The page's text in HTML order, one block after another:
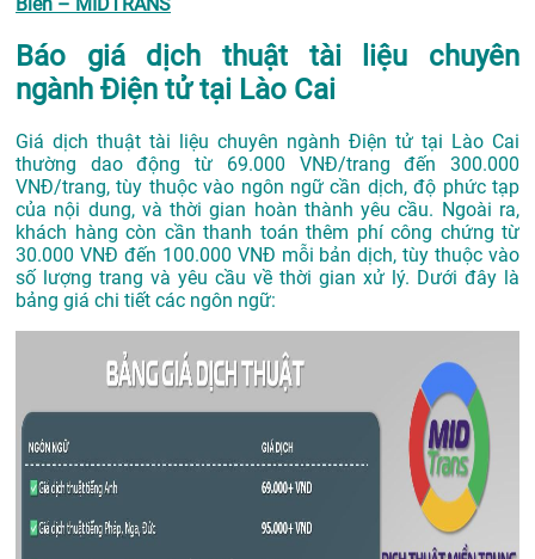
Báo giá dịch thuật tài liệu chuyên
ngành Điện tử tại Lào Cai
Giá dịch thuật tài liệu chuyên ngành Điện tử tại Lào Cai
thường dao động từ 69.000 VNĐ/trang đến 300.000
VNĐ/trang, tùy thuộc vào ngôn ngữ cần dịch, độ phức tạp
của nội dung, và thời gian hoàn thành yêu cầu. Ngoài ra,
khách hàng còn cần thanh toán thêm phí công chứng từ
30.000 VNĐ đến 100.000 VNĐ mỗi bản dịch, tùy thuộc vào
số lượng trang và yêu cầu về thời gian xử lý. Dưới đây là
bảng giá chi tiết các ngôn ngữ: